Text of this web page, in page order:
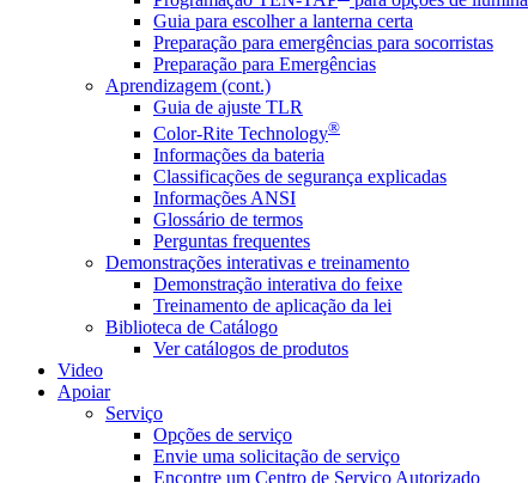
Guia para escolher a lanterna certa
Preparação para emergências para socorristas
Preparação para Emergências
Aprendizagem (cont.)
Guia de ajuste TLR
Color-Rite Technology®
Informações da bateria
Classificações de segurança explicadas
Informações ANSI
Glossário de termos
Perguntas frequentes
Demonstrações interativas e treinamento
Demonstração interativa do feixe
Treinamento de aplicação da lei
Biblioteca de Catálogo
Ver catálogos de produtos
Video
Apoiar
Serviço
Opções de serviço
Envie uma solicitação de serviço
Encontre um Centro de Serviço Autorizado